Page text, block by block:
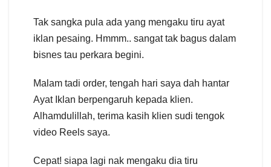
Tak sangka pula ada yang mengaku tiru ayat
iklan pesaing. Hmmm.. sangat tak bagus dalam
bisnes tau perkara begini.
Malam tadi order, tengah hari saya dah hantar
Ayat Iklan berpengaruh kepada klien.
Alhamdulillah, terima kasih klien sudi tengok
video Reels saya.
Cepat! siapa lagi nak mengaku dia tiru